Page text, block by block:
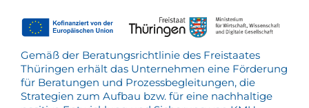
Gemäß der Beratungsrichtlinie des Freistaates
Thüringen erhält das Unternehmen eine Förderung
für Beratungen und Prozessbegleitungen, die
Strategien zum Aufbau bzw. für eine nachhaltige